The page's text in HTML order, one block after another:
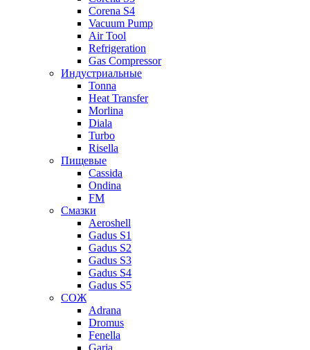
Corena S4
Vacuum Pump
Air Tool
Refrigeration
Gas Compressor
Индустриальные
Tonna
Heat Transfer
Morlina
Diala
Turbo
Risella
Пищевые
Cassida
Ondina
FM
Смазки
Aeroshell
Gadus S1
Gadus S2
Gadus S3
Gadus S4
Gadus S5
СОЖ
Adrana
Dromus
Fenella
Garia